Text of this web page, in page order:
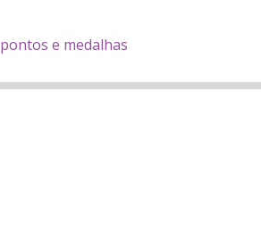
pontos e medalhas